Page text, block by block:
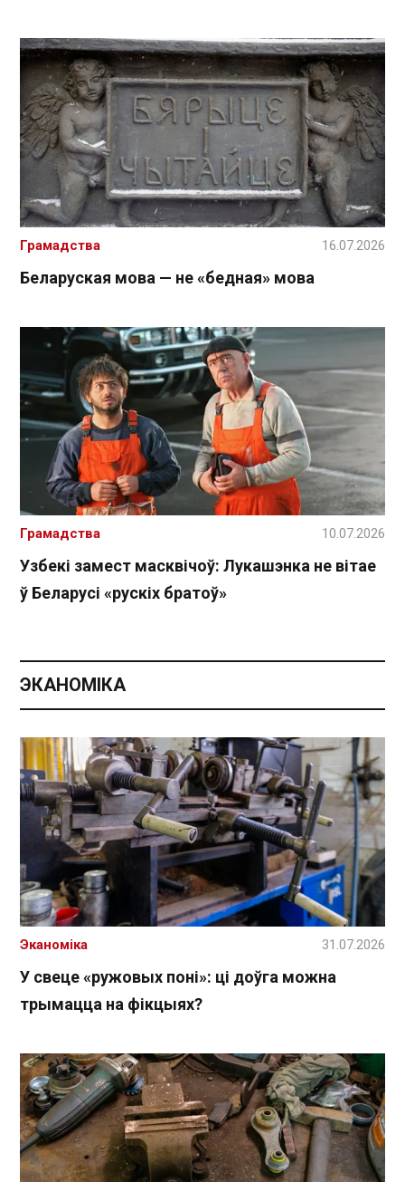
Беларуская мова — не «бедная» мова
Грамадства 16.07.2026
Узбекі замест масквічоў: Лукашэнка не вітае
ў Беларусі «рускіх братоў»
Грамадства 10.07.2026
ЭКАНОМІКА
У свеце «ружовых поні»: ці доўга можна
трымацца на фікцыях?
Эканоміка 31.07.2026